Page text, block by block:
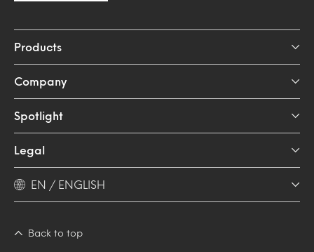
Products
Company
Spotlight
Legal
EN / ENGLISH
Back to top